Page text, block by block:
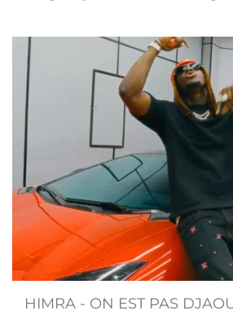
HIMRA - ON EST PAS